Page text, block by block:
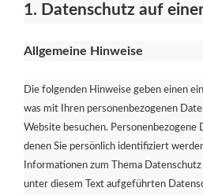
1. Datenschutz auf
Allgemeine Hinweise
Die folgenden Hinweise geben einen
was mit Ihren personenbezogenen
Website besuchen. Personenbezogene
denen Sie persönlich identifiziert
Informationen zum Thema
unter diesem Text aufgeführten